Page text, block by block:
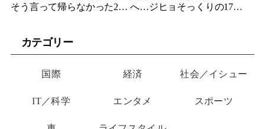
そう言って帰らなかった24
り物”
へ…ジヒョそっくりの17歳
カテゴリー
国際 経済 社会／イシュー
IT／科学 エンタメ スポーツ